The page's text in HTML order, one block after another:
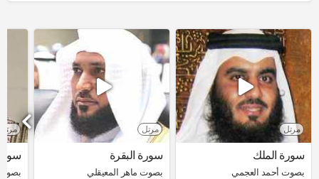
مرتل
سورة الملك
بصوت أحمد العجمي
مرتل
سورة البقرة
بصوت ماهر المعيقلي
مرتل